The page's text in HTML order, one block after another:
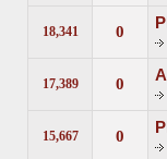
0
18,341
0
17,389
0
15,667